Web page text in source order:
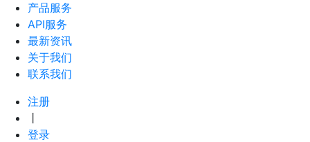
产品服务
API服务
最新资讯
关于我们
联系我们
注册
登录